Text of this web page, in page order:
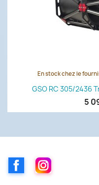
En stock chez le
GSO RC 305/2436
5
FacebookInstagram